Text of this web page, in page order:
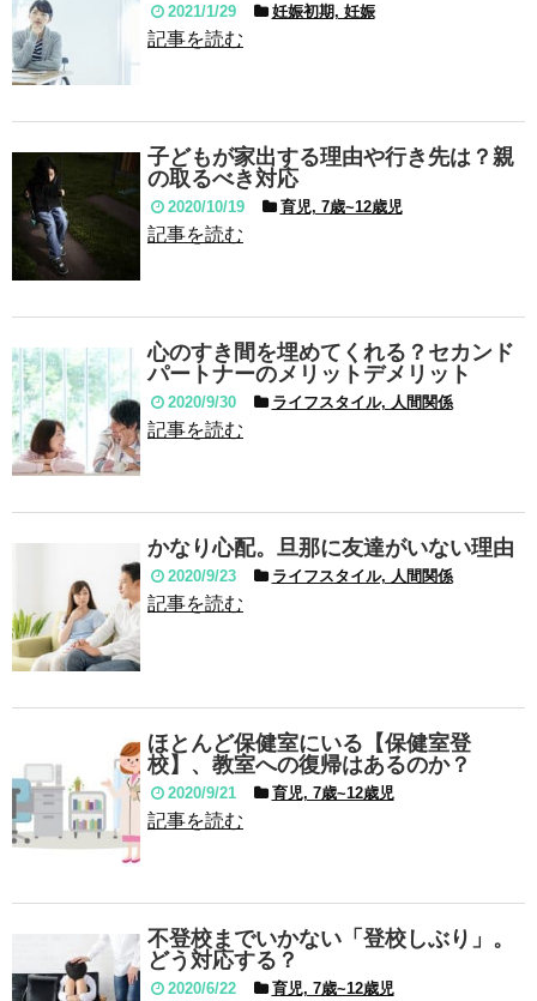
2021/1/29 妊娠初期, 妊娠
記事を読む
子どもが家出する理由や行き先は？親
の取るべき対応
2020/10/19 育児, 7歳~12歳児
記事を読む
心のすき間を埋めてくれる？セカンド
パートナーのメリットデメリット
2020/9/30 ライフスタイル, 人間関係
記事を読む
かなり心配。旦那に友達がいない理由
2020/9/23 ライフスタイル, 人間関係
記事を読む
ほとんど保健室にいる【保健室登
校】、教室への復帰はあるのか？
2020/9/21 育児, 7歳~12歳児
記事を読む
不登校までいかない「登校しぶり」。
どう対応する？
2020/6/22 育児, 7歳~12歳児